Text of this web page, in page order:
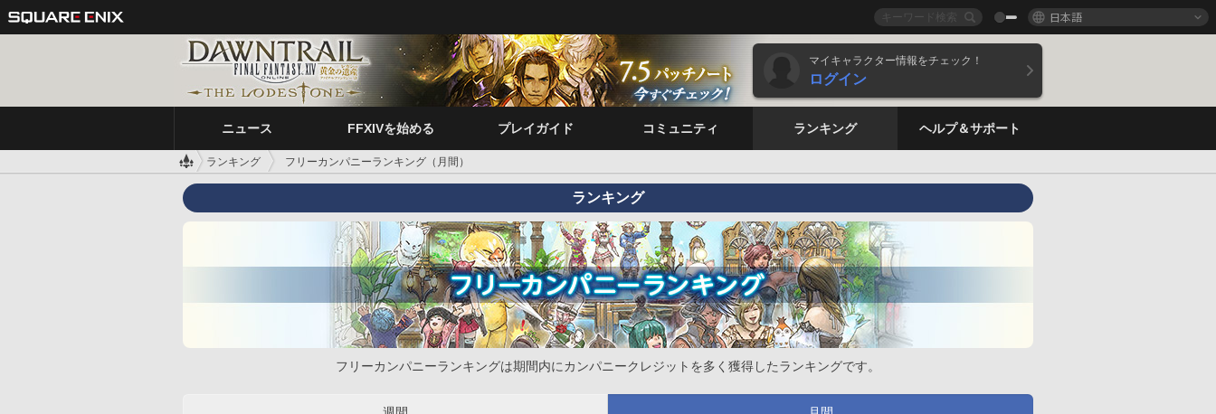
日本語
マイキャラクター情報をチェック！
ログイン
ニュース FFXIVを始める プレイガイド コミュニティ ランキング ヘルプ＆サポート
ランキング フリーカンパニーランキング（月間）
ランキング
フリーカンパニーランキングは期間内にカンパニークレジットを多く獲得したランキングです。